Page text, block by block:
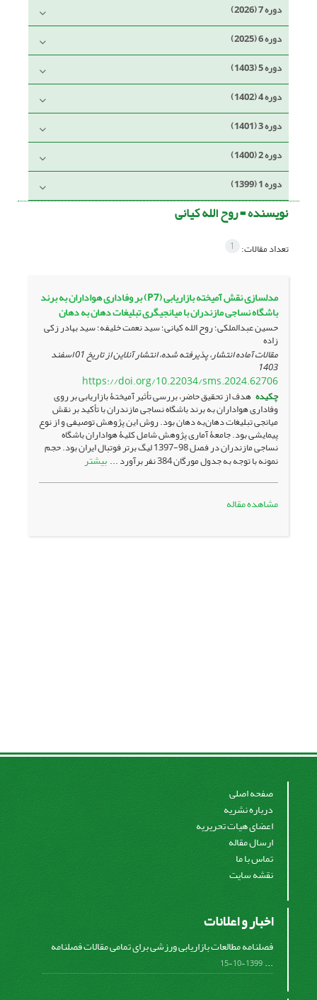
دوره 7 (2026)
دوره 6 (2025)
دوره 5 (1403)
دوره 4 (1402)
دوره 3 (1401)
دوره 2 (1400)
دوره 1 (1399)
نویسنده =روح الله کیانی
تعداد مقالات: 1
مدلسازی نقش آمیخته بازاریابی (P7) بر وفاداری هواداران به برند
باشگاه نساجی مازندران با میانجیگری تبلیغات دهان به دهان
حسین عبدالملکی؛ روح الله کیانی؛ سید نعمت خلیفه؛ سید بهادر زکی
زاده
مقالات آماده انتشار، پذیرفته شده، انتشار آنلاین از تاریخ 01 اسفند
1403
https://doi.org/10.22034/sms.2024.62706
چکیده هدف از تحقیق حاضر، بررسی تأثیر آمیختۀ بازاریابی بر روی
وفاداری هواداران به برند باشگاه نساجی مازندران با تأکید بر نقش
میانجی تبلیغات دهان‌به دهان بود. روش این پژوهش توصیفی و از نوع
پیمایشی بود. جامعۀ آماری پژوهش شامل کلیۀ هواداران باشگاه
نساجی مازندران در فصل 98-1397 لیگ برتر فوتبال ایران بود. حجم
نمونه با توجه به جدول مورگان 384 نفر برآورد ... بیشتر
مشاهده مقاله
صفحه اصلی
درباره نشریه
اعضای هیات تحریریه
ارسال مقاله
تماس با ما
نقشه سایت
اخبار و اعلانات
فصلنامه مطالعات بازاریابی ورزشی برای تمامی مقالات فصلنامه
...
1399-10-15